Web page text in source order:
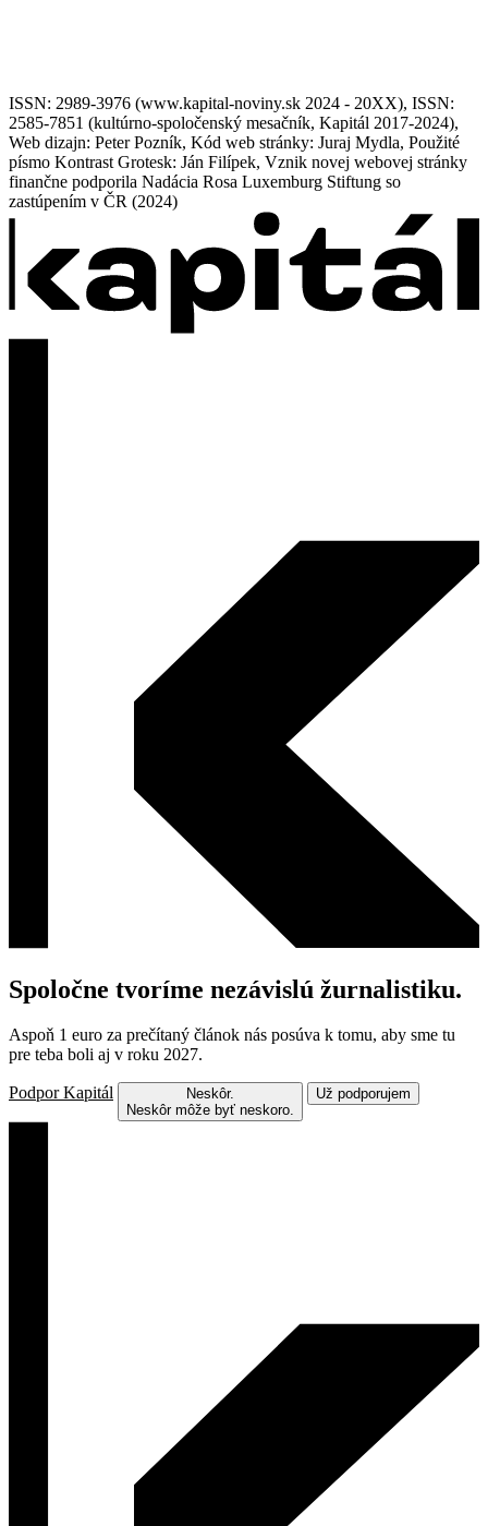
ISSN: 2989-3976 (www.kapital-noviny.sk 2024 - 20XX), ISSN:
2585-7851 (kultúrno-spoločenský mesačník, Kapitál 2017-2024),
Web dizajn: Peter Pozník, Kód web stránky: Juraj Mydla, Použité
písmo Kontrast Grotesk: Ján Filípek, Vznik novej webovej stránky
finančne podporila Nadácia Rosa Luxemburg Stiftung so
zastúpením v ČR (2024)
Spoločne tvoríme nezávislú žurnalistiku.
Aspoň 1 euro za prečítaný článok nás posúva k tomu, aby sme tu
pre teba boli aj v roku 2027.
Podpor Kapitál
Neskôr.
Neskôr môže byť neskoro.
Už podporujem